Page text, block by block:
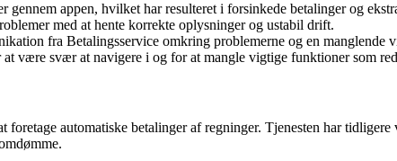
gennem appen, hvilket har resulteret i forsinkede betalinger og
med at hente korrekte oplysninger og ustabil drift.
fra Betalingsservice omkring problemerne og en manglende
være svær at navigere i og for at mangle vigtige funktioner som
automatiske betalinger af regninger. Tjenesten har